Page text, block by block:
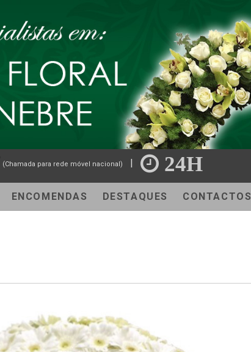
(Chamada para rede móvel nacional) 24H
ENCOMENDAS DESTAQUES CONTACTOS